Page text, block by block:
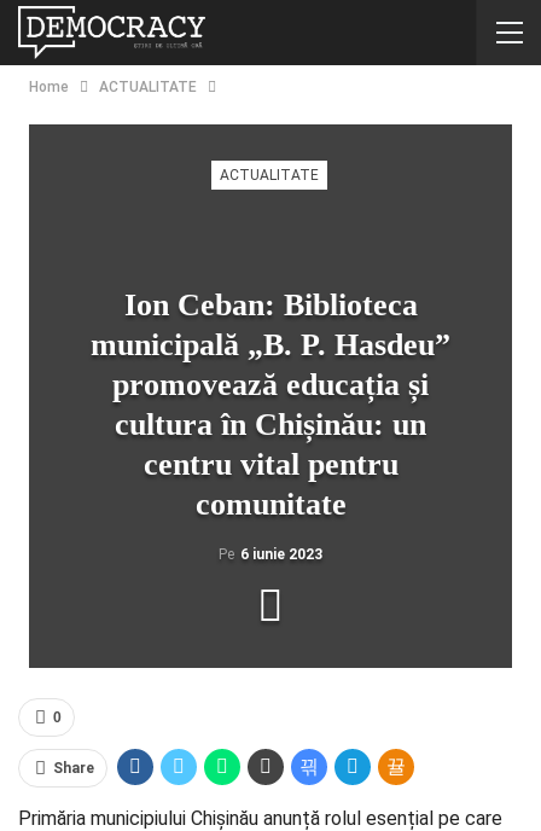
Home ACTUALITATE
ACTUALITATE
Ion Ceban: Biblioteca
municipală „B. P. Hasdeu”
promovează educația și
cultura în Chișinău: un
centru vital pentru
comunitate
Pe 6 iunie 2023
0
Share
Primăria municipiului Chișinău anunță rolul esențial pe care